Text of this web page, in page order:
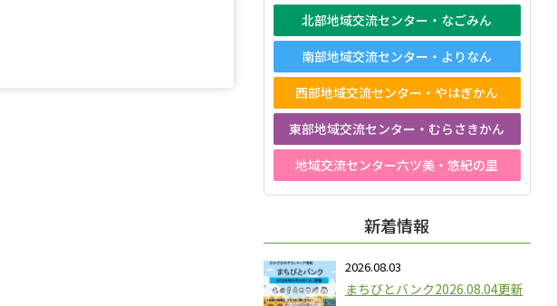
北部地域交流センター・なごみん
南部地域交流センター・よりなん
西部地域交流センター・やはぎかん
東部地域交流センター・むらさきかん
地域交流センター六ツ美・悠紀の里
新着情報
2026.08.03
まちびとバンク2026.08.04更新